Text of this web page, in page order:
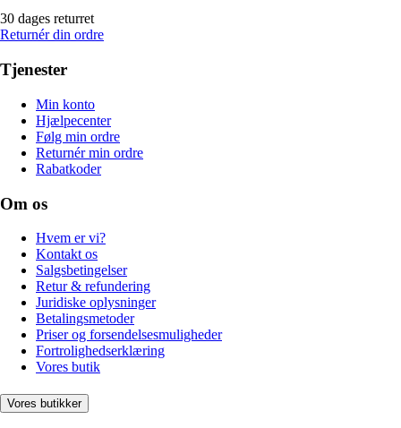
30 dages returret
Returnér din ordre
Tjenester
Min konto
Hjælpecenter
Følg min ordre
Returnér min ordre
Rabatkoder
Om os
Hvem er vi?
Kontakt os
Salgsbetingelser
Retur & refundering
Juridiske oplysninger
Betalingsmetoder
Priser og forsendelsesmuligheder
Fortrolighedserklæring
Vores butik
Vores butikker